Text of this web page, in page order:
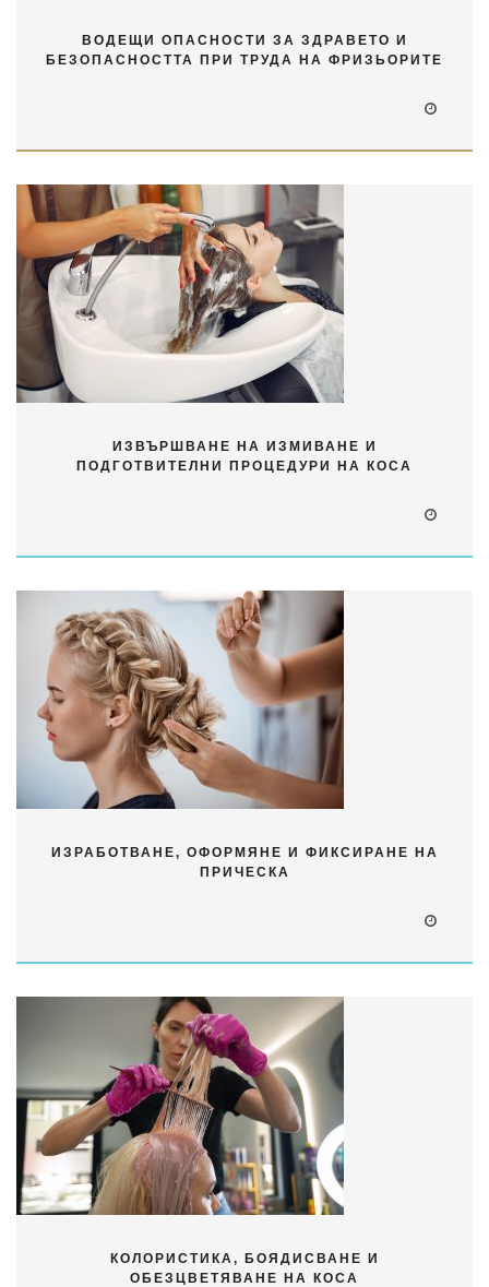
ВОДЕЩИ ОПАСНОСТИ ЗА ЗДРАВЕТО И
БЕЗОПАСНОСТТА ПРИ ТРУДА НА ФРИЗЬОРИТЕ
ИЗВЪРШВАНЕ НА ИЗМИВАНЕ И
ПОДГОТВИТЕЛНИ ПРОЦЕДУРИ НА КОСА
ИЗРАБОТВАНЕ, ОФОРМЯНЕ И ФИКСИРАНЕ НА
ПРИЧЕСКА
КОЛОРИСТИКА, БОЯДИСВАНЕ И
ОБЕЗЦВЕТЯВАНЕ НА КОСА